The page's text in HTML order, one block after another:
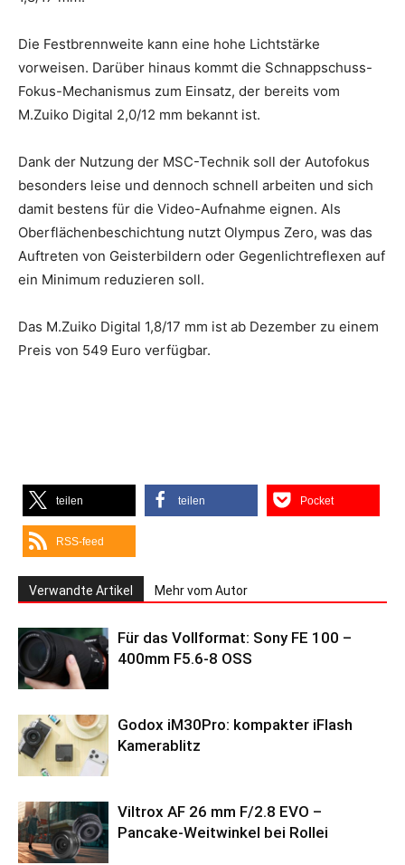
Die Festbrennweite kann eine hohe Lichtstärke
vorweisen. Darüber hinaus kommt die Schnappschuss-
Fokus-Mechanismus zum Einsatz, der bereits vom
M.Zuiko Digital 2,0/12 mm bekannt ist.
Dank der Nutzung der MSC-Technik soll der Autofokus
besonders leise und dennoch schnell arbeiten und sich
damit bestens für die Video-Aufnahme eignen. Als
Oberflächenbeschichtung nutzt Olympus Zero, was das
Auftreten von Geisterbildern oder Gegenlichtreflexen auf
ein Minimum reduzieren soll.
Das M.Zuiko Digital 1,8/17 mm ist ab Dezember zu einem
Preis von 549 Euro verfügbar.
teilen teilen Pocket
RSS-feed
Verwandte Artikel Mehr vom Autor
Für das Vollformat: Sony FE 100 –
400mm F5.6-8 OSS
Godox iM30Pro: kompakter iFlash
Kamerablitz
Viltrox AF 26 mm F/2.8 EVO –
Pancake-Weitwinkel bei Rollei